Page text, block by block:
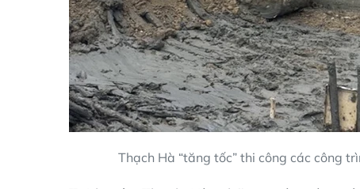
Thạch Hà “tăng tốc” thi công các công